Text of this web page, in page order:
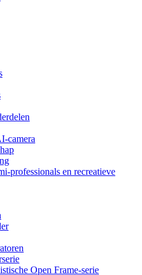
camera
professionals en recreatieve
Open Frame-serie